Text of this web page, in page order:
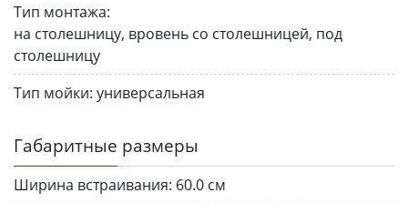
Тип монтажа:
на столешницу, вровень со столешницей, под
столешницу
Тип мойки: универсальная
Габаритные размеры
Ширина встраивания: 60.0 см